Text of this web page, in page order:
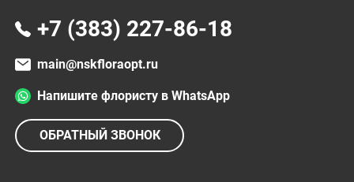
+7 (383) 227-86-18
main@nskfloraopt.ru
Напишите флористу в WhatsApp
ОБРАТНЫЙ ЗВОНОК